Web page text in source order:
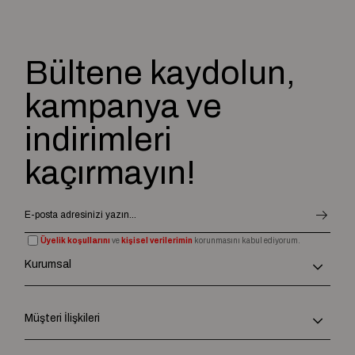
Bültene kaydolun,
kampanya ve
indirimleri
kaçırmayın!
Üyelik koşullarını ve kişisel verilerimin korunmasını kabul ediyorum.
Kurumsal
Müşteri İlişkileri